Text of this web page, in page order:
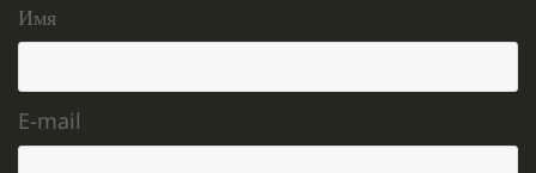
Имя
E-mail